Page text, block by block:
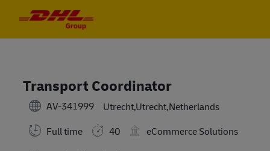
Transport Coordinator
AV-341999
Utrecht,Utrecht,Netherlands
Full time
40
eCommerce Solutions